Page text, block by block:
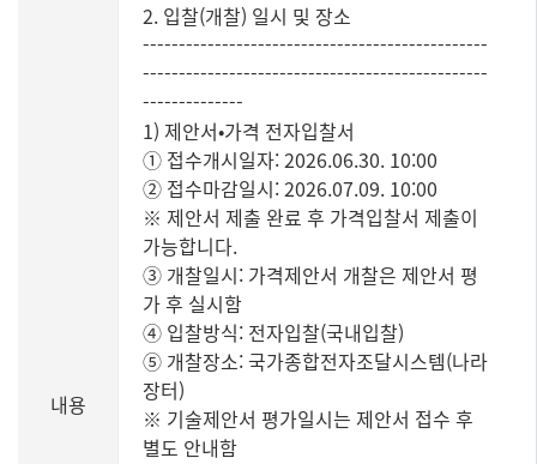
내용
2. 입찰(개찰) 일시 및 장소
------------------------------------------------
------------------------------------------------
--------------
1) 제안서•가격 전자입찰서
① 접수개시일자: 2026.06.30. 10:00
② 접수마감일시: 2026.07.09. 10:00
※ 제안서 제출 완료 후 가격입찰서 제출이
가능합니다.
③ 개찰일시: 가격제안서 개찰은 제안서 평
가 후 실시함
④ 입찰방식: 전자입찰(국내입찰)
⑤ 개찰장소: 국가종합전자조달시스템(나라
장터)
※ 기술제안서 평가일시는 제안서 접수 후
별도 안내함